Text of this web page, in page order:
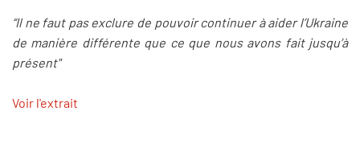
“Il ne faut pas exclure de pouvoir continuer à aider l’Ukraine
de manière différente que ce que nous avons fait jusqu’à
présent"
Voir l'extrait